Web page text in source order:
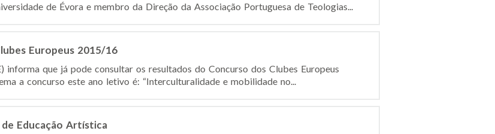
de Évora e membro da Direção da Associação Portuguesa de Teologias...
Europeus 2015/16
informa que já pode consultar os resultados do Concurso dos Clubes Europeus
a concurso este ano letivo é: “Interculturalidade e mobilidade no...
Educação Artística